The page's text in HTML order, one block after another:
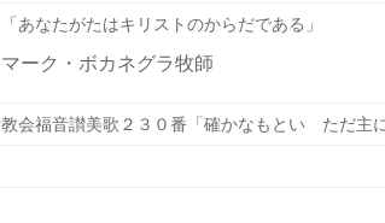
「あなたがたはキリストのからだである」
マーク・ボカネグラ牧師
教会福音讃美歌２３０番「確かなもとい ただ主に